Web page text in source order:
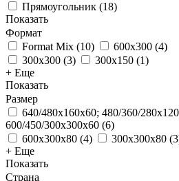
Прямоугольник (18)
Показать
Формат
Format Mix (10) 600x300 (4)
300x300 (3) 300x150 (1)
+ Еще
Показать
Размер
640/480x160x60; 480/360/
600/450/300x300x60 (6)
600x300x80 (4) 300x300x80 (3
+ Еще
Показать
Страна